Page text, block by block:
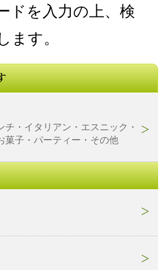
ドを入力の上、検
ます。
チ・イタリアン・エスニック・
菓子・パーティー・その他